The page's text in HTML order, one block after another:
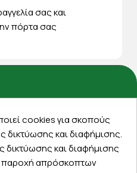
σας και
πόρτα σας
cookies για σκοπούς
και διαφήμισης.
και διαφήμισης
παροχή απρόσκοπτων